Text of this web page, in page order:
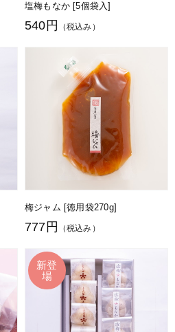
塩梅もなか [5個袋入]
540円 （税込み）
梅ジャム [徳用袋270g]
777円 （税込み）